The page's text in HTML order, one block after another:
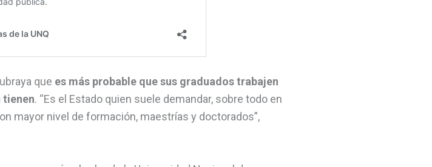
que es más probable que sus graduados trabajen
tienen. “Es el Estado quien suele demandar, sobre todo en
mayor nivel de formación, maestrías y doctorados”,